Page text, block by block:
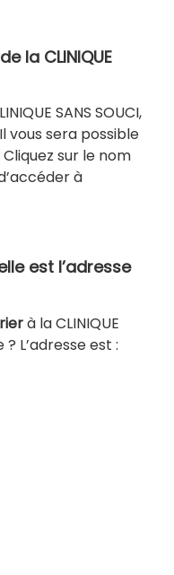
la CLINIQUE
SANS SOUCI,
sera possible
Cliquez sur le nom
à
est l’adresse
à la CLINIQUE
? L’adresse est :